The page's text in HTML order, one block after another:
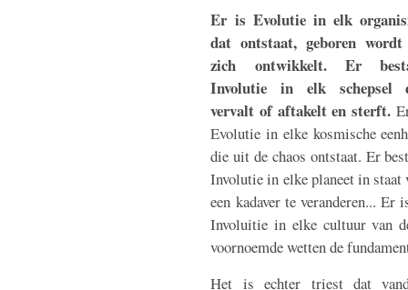
Er is Evolutie in elk
dat ontstaat, geboren
zich ontwikkelt. Er
Involutie in elk schepsel
vervalt of aftakelt en sterft.
Evolutie in elke kosmische
die uit de chaos ontstaat. Er
Involutie in elke planeet in
een kadaver te veranderen...
Involuitie in elke cultuur van
voornoemde wetten de
Het is echter triest dat